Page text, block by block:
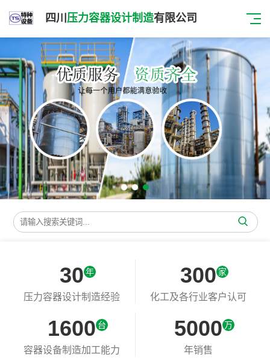
四川 压力容器设计制造有限公司
30年
压力容器设计制造经验
300 家
化工及各行业客户认可
1600 台
容器设备制造加工能力
5000 万
年销售